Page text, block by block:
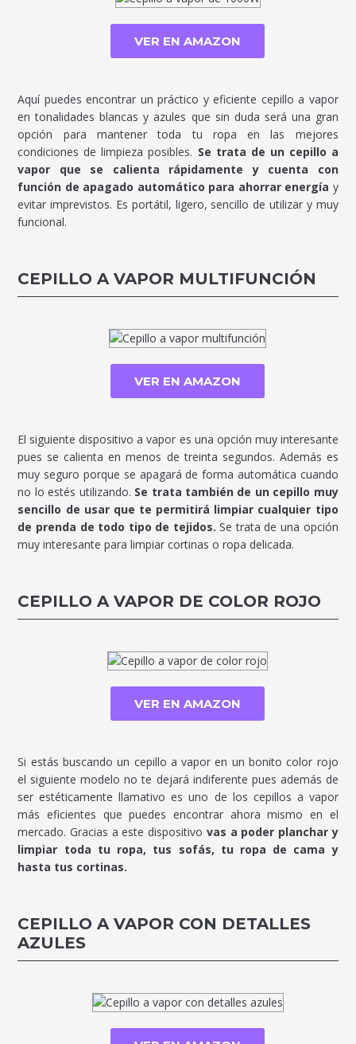
VER EN AMAZON
Aquí puedes encontrar un práctico y eficiente cepillo a vapor
en tonalidades blancas y azules que sin duda será una gran
opción para mantener toda tu ropa en las mejores
condiciones de limpieza posibles. Se trata de un cepillo a
vapor que se calienta rápidamente y cuenta con
función de apagado automático para ahorrar energía y
evitar imprevistos. Es portátil, ligero, sencillo de utilizar y muy
funcional.
CEPILLO A VAPOR MULTIFUNCIÓN
VER EN AMAZON
El siguiente dispositivo a vapor es una opción muy interesante
pues se calienta en menos de treinta segundos. Además es
muy seguro porque se apagará de forma automática cuando
no lo estés utilizando. Se trata también de un cepillo muy
sencillo de usar que te permitirá limpiar cualquier tipo
de prenda de todo tipo de tejidos.Se trata de una opción
muy interesante para limpiar cortinas o ropa delicada.
CEPILLO A VAPOR DE COLOR ROJO
VER EN AMAZON
Si estás buscando un cepillo a vapor en un bonito color rojo
el siguiente modelo no te dejará indiferente pues además de
ser estéticamente llamativo es uno de los cepillos a vapor
más eficientes que puedes encontrar ahora mismo en el
mercado. Gracias a este dispositivo vas a poder planchar y
limpiar toda tu ropa, tus sofás, tu ropa de cama y
hasta tus cortinas.
CEPILLO A VAPOR CON DETALLES
AZULES